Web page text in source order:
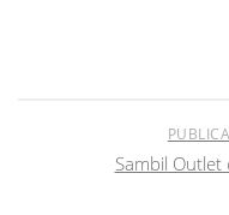
Sambil